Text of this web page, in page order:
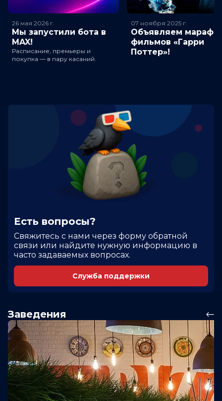
26 мая 2026 г.
Мы запустили бота в
MAX!
Расписание, премьеры и
покупка — в пару касаний.
07 ноября 2025 г.
Объявляем
фильмов «Гарри
Поттер»!
Есть вопросы?
Cвяжитесь с нами через форму обратной
связи или найдите нужную информацию в
часто задаваемых вопросах.
Служба поддержки
Заведения